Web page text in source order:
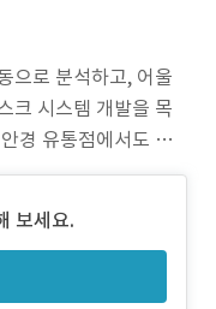
으로 분석하고, 어울
크 시스템 개발을 목
경 유통점에서도 개
있어, 단순 판매를 넘
입니다. 개발 초기에
삼각형 등)에 대
보세요.